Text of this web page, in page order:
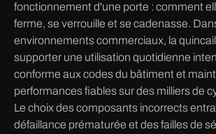
fonctionnement d'une porte : comment
ferme, se verrouille et se cadenasse.
environnements commerciaux, la
supporter une utilisation quotidienne
conforme aux codes du bâtiment et
performances fiables sur des milliers de
Le choix des composants incorrects
défaillance prématurée et des failles de